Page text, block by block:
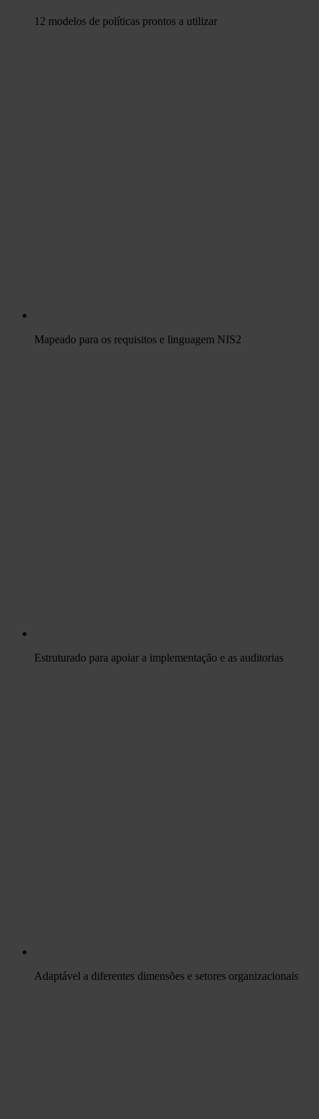
12 modelos de políticas prontos a utilizar
Mapeado para os requisitos e linguagem NIS2
Estruturado para apoiar a implementação e as auditorias
Adaptável a diferentes dimensões e setores organizacionais